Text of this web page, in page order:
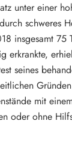
unter einer
schweres
insgesamt 75
erkrankte,
seines
mit
oder ohne